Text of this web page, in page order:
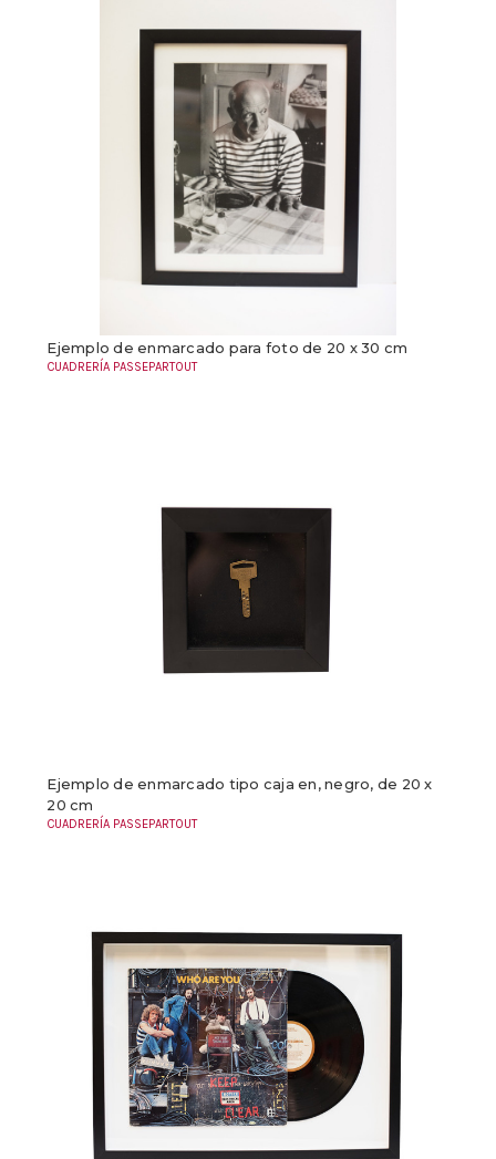
Ejemplo de enmarcado para foto de 20 x 30 cm
CUADRERÍA PASSEPARTOUT
Ejemplo de enmarcado tipo caja en, negro, de 20 x
20 cm
CUADRERÍA PASSEPARTOUT